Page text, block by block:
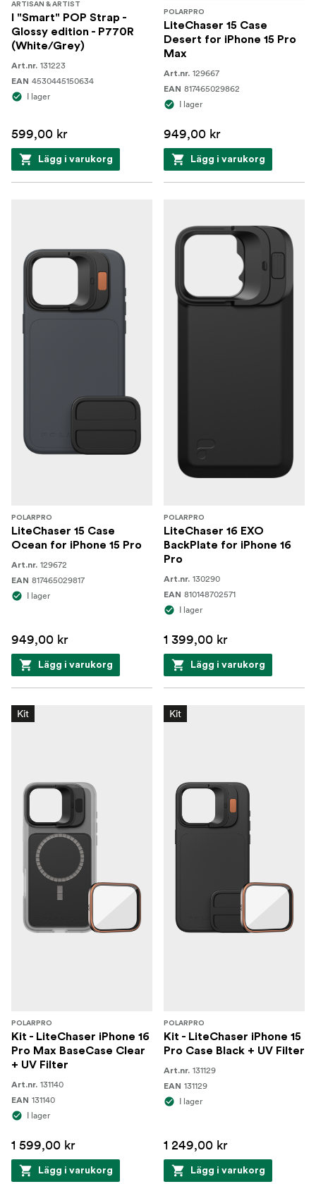
ARTISAN & ARTIST
I "Smart" POP Strap -
Glossy edition - P770R
(White/Grey)
Art.nr. 131223
EAN 4530445150634
I lager
599,00 kr
Lägg i varukorg
POLARPRO
LiteChaser 15 Case
Desert for iPhone 15 Pro
Max
Art.nr. 129667
EAN 817465029862
I lager
949,00 kr
Lägg i varukorg
POLARPRO
LiteChaser 15 Case
Ocean for iPhone 15 Pro
Art.nr. 129672
EAN 817465029817
I lager
949,00 kr
Lägg i varukorg
POLARPRO
LiteChaser 16 EXO
BackPlate for iPhone 16
Pro
Art.nr. 130290
EAN 810148702571
I lager
1 399,00 kr
Lägg i varukorg
Kit
POLARPRO
Kit - LiteChaser iPhone 16
Pro Max BaseCase Clear
+ UV Filter
Art.nr. 131140
EAN 131140
I lager
1 599,00 kr
Lägg i varukorg
Kit
POLARPRO
Kit - LiteChaser iPhone 15
Pro Case Black + UV Filter
Art.nr. 131129
EAN 131129
I lager
1 249,00 kr
Lägg i varukorg